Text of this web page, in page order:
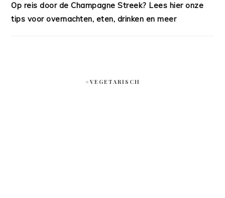
Op reis door de Champagne Streek? Lees hier onze
tips voor overnachten, eten, drinken en meer
#VEGETARISCH